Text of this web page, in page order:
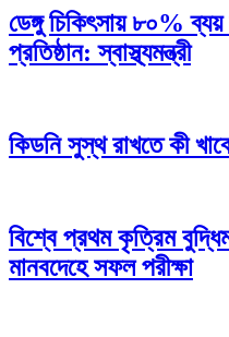
ডেঙ্গু চিকিৎসায় ৮০%
প্রতিষ্ঠান: স্বাস্থ্যমন্ত্রী
কিডনি সুস্থ রাখতে কী
বিশ্বে প্রথম কৃত্রিম
মানবদেহে সফল পরীক্ষা